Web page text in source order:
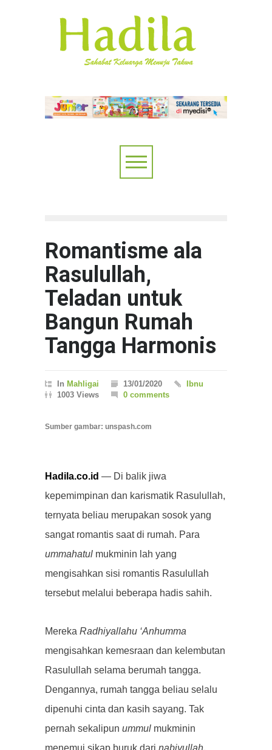
Romantisme ala
Rasulullah,
Teladan untuk
Bangun Rumah
Tangga Harmonis
In Mahligai 13/01/2020
Ibnu
1003 Views
0 comments
Sumber gambar: unspash.com
Hadila.co.id — Di balik jiwa
kepemimpinan dan karismatik Rasulullah,
ternyata beliau merupakan sosok yang
sangat romantis saat di rumah. Para
ummahatul mukminin lah yang
mengisahkan sisi romantis Rasulullah
tersebut melalui beberapa hadis sahih.
Mereka Radhiyallahu ‘Anhumma
mengisahkan kemesraan dan kelembutan
Rasulullah selama berumah tangga.
Dengannya, rumah tangga beliau selalu
dipenuhi cinta dan kasih sayang. Tak
pernah sekalipun ummul mukminin